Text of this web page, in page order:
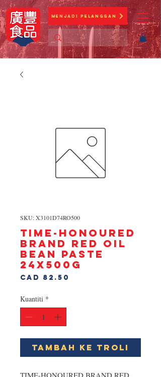
Menjadi Pelanggan
SKU: X3101D74RO500
TIME-HONOURED
BRAND RED OIL
BEAN PASTE
24x500g
CAD 82.50
Kuantiti *
Tambah ke Troli
TIME-HONOURED BRAND RED